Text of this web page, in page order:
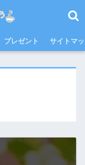
プレゼント サイトマ